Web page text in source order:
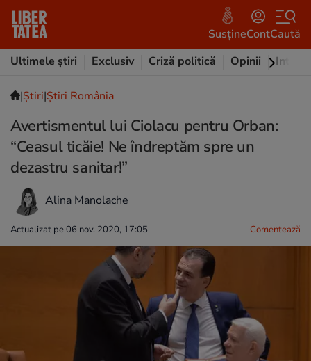
SusțineContCaută
Ultimele știri
Exclusiv Criză politică Opinii
|Ştiri|Știri România
Avertismentul lui Ciolacu pentru Orban:
“Ceasul ticăie! Ne îndreptăm spre un
dezastru sanitar!”
Alina Manolache
Actualizat pe 06 nov. 2020, 17:05 Comentează